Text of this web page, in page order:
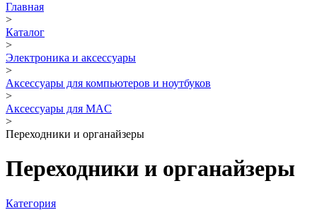
Главная
>
Каталог
>
Электроника и аксессуары
>
Аксессуары для компьютеров и ноутбуков
>
Аксессуары для MAC
>
Переходники и органайзеры
Переходники и органайзеры
Категория